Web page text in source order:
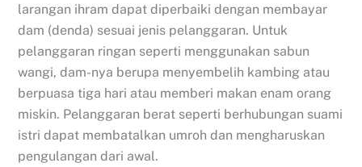
larangan ihram dapat diperbaiki dengan membayar
dam (denda) sesuai jenis pelanggaran. Untuk
pelanggaran ringan seperti menggunakan sabun
wangi, dam-nya berupa menyembelih kambing atau
berpuasa tiga hari atau memberi makan enam orang
miskin. Pelanggaran berat seperti berhubungan suami
istri dapat membatalkan umroh dan mengharuskan
pengulangan dari awal.